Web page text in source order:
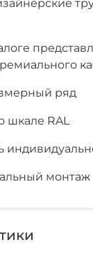
ряд
шкале RAL
монтаж